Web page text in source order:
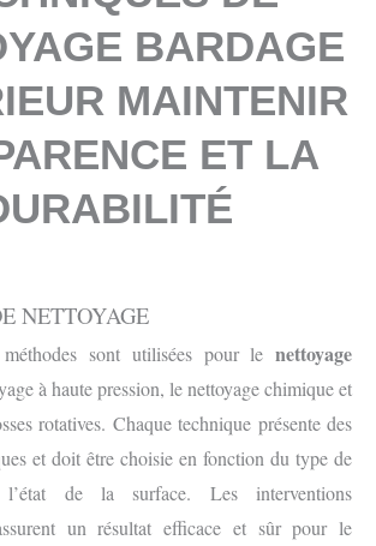
BARDAGE
MAINTENIR
ET LA
NETTOYAGE
sont utilisées pour le nettoyage
à haute pression, le nettoyage chimique et
rotatives. Chaque technique présente des
et doit être choisie en fonction du type de
de la surface. Les interventions
un résultat efficace et sûr pour le